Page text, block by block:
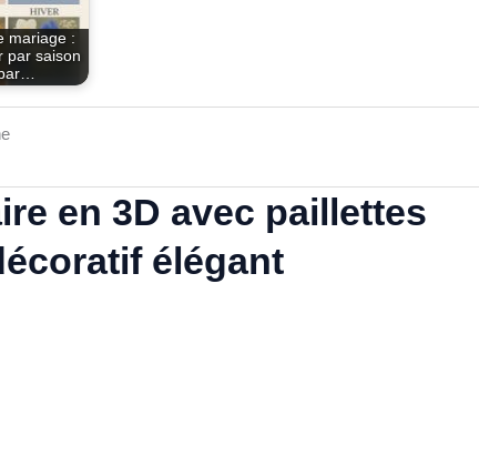
mariage :
par saison
en 3D avec paillettes
élégant